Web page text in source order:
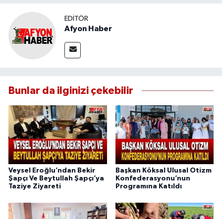
EDITÖR
Afyon Haber
Bunlar da ilginizi çekebilir
Veysel Eroğlu’ndan Bekir
Şapçı Ve Beytullah Şapçı’ya
Taziye Ziyareti
Başkan Köksal Ulusal Otizm
Konfederasyonu’nun
Programına Katıldı